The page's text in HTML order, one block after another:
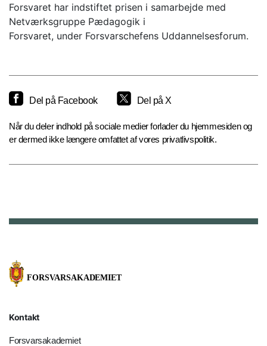
Forsvaret har indstiftet prisen i samarbejde med
Netværksgruppe Pædagogik i
Forsvaret, under Forsvarschefens Uddannelsesforum.
Del på Facebook Del på X
Når du deler indhold på sociale medier forlader du hjemmesiden og
er dermed ikke længere omfattet af vores privatlivspolitik.
Kontakt
Forsvarsakademiet